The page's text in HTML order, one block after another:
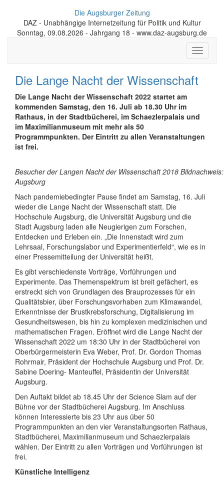
Die Augsburger Zeitung
DAZ - Unabhängige Internetzeitung für Politik und Kultur
Sonntag, 09.08.2026 - Jahrgang 18 - www.daz-augsburg.de
Toggle
Die Lange Nacht der Wissenschaft
Die Lange Nacht der Wissenschaft 2022 startet am
kommenden Samstag, den 16. Juli ab 18.30 Uhr im
Rathaus, in der Stadtbücherei, im Schaezlerpalais und
im Maximilianmuseum mit mehr als 50
Programmpunkten. Der Eintritt zu allen Veranstaltungen
ist frei.
Besucher der Langen Nacht der Wissenschaft 2018
Augsburg
Nach pandemiebedingter Pause findet am Samstag, 16. Juli
wieder die Lange Nacht der Wissenschaft statt. Die
Hochschule Augsburg, die Universität Augsburg und die
Stadt Augsburg laden alle Neugierigen zum Forschen,
Entdecken und Erleben ein. „Die Innenstadt wird zum
Lehrsaal, Forschungslabor und Experimentierfeld“, wie es in
einer Pressemitteilung der Universität heißt.
Es gibt verschiedenste Vorträge, Vorführungen und
Experimente. Das Themenspektrum ist breit gefächert, es
erstreckt sich von Grundlagen des Brauprozesses für ein
Qualitätsbier, über Forschungsvorhaben zum Klimawandel,
Erkenntnisse der Brustkrebsforschung, Digitalisierung im
Gesundheitswesen, bis hin zu komplexen medizinischen und
mathematischen Fragen. Eröffnet wird die Lange Nacht der
Wissenschaft 2022 um 18:30 Uhr in der Stadtbücherei von
Oberbürgermeisterin Eva Weber, Prof. Dr. Gordon Thomas
Rohrmair, Präsident der Hochschule Augsburg und Prof. Dr.
Sabine Doering- Manteuffel, Präsidentin der Universität
Augsburg.
Den Auftakt bildet ab 18.45 Uhr der Science Slam auf der
Bühne vor der Stadtbücherei Augsburg. Im Anschluss
können Interessierte bis 23 Uhr aus über 50
Programmpunkten an den vier Veranstaltungsorten Rathaus,
Stadtbücherei, Maximilianmuseum und Schaezlerpalais
wählen. Der Eintritt zu allen Vorträgen und Vorführungen ist
frei.
Künstliche Intelligenz